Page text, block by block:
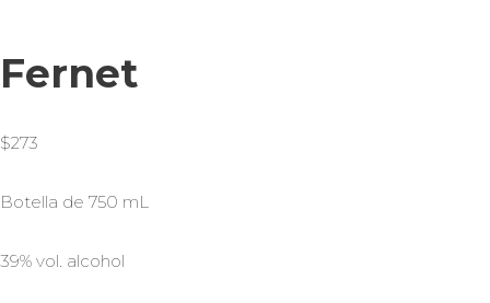
Fernet
$273
Botella de 750 mL
39% vol. alcohol